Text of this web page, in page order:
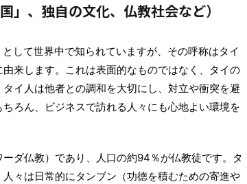
」、独自の文化、仏教社会など）
して世界中で知られていますが、その呼称はタイ
来します。これは表面的なものではなく、タイの
イ人は他者との調和を大切にし、対立や衝突を避
ろん、ビジネスで訪れる人々にも心地よい環境を
ダ仏教）であり、人口の約94％が仏教徒です。タ
々は日常的にタンブン（功徳を積むための寄進や